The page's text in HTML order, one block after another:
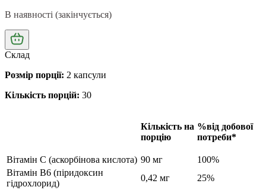
В наявності (закінчується)
Склад
Розмір порції: 2 капсули
Кількість порцій: 30
Кількість на
порцію
%від добової
потреби*
Вітамін С (аскорбінова кислота) 90 мг
100%
Вітамін B6 (піридоксин
гідрохлорид)
0,42 мг
25%